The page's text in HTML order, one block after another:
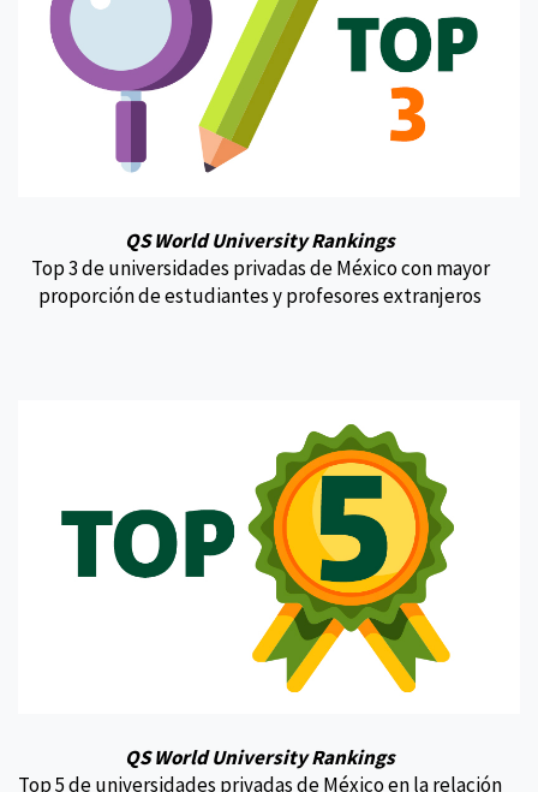
QS World University Rankings
Top 3 de universidades privadas de México con mayor
proporción de estudiantes y profesores extranjeros
QS World University Rankings
Top 5 de universidades privadas de México en la relación